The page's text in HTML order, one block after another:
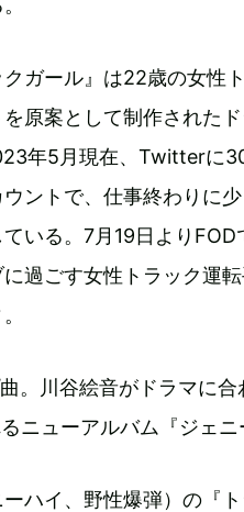
ガール』は22歳の女性
原案として制作された
年5月現在、Twitterに
ントで、仕事終わりに
いる。7月19日より
過ごす女性トラック運
。川谷絵音がドラマに
ニューアルバム『ジェ
ハイ、野性爆弾）の『